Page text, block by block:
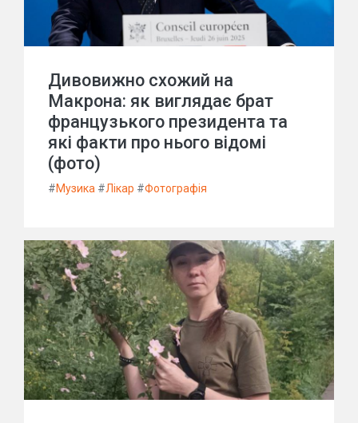
Дивовижно схожий на
Макрона: як виглядає брат
французького президента та
які факти про нього відомі
(фото)
#Музика #Лікар #Фотографія